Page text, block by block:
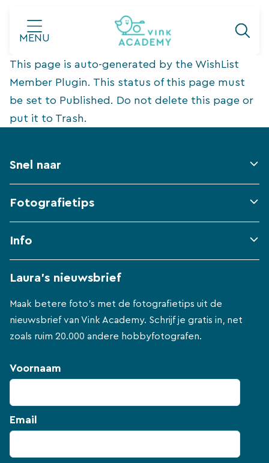
naar
inhoud
MENU
This page is auto-generated by the WishList
Member Plugin. This status of this page must
be set to Published. Do not delete this page or
put it to Trash.
Snel naar
Fotografietips
Info
Laura's nieuwsbrief
Maak betere foto's met de fotografietips uit de
nieuwsbrief van Vink Academy. Schrijf je gratis in, net
zoals ruim 20.000 andere hobbyfotografen.
Voornaam
Email